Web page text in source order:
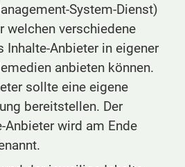
System-Dienst)
welchen verschiedene
Inhalte-Anbieter in eigener
anbieten können.
sollte eine eigene
bereitstellen. Der
Anbieter wird am Ende